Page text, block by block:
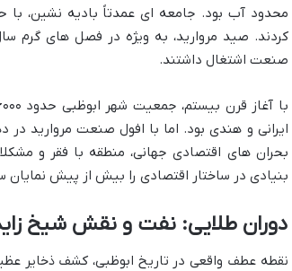
محدود آب بود. جامعه ای عمدتاً بادیه نشین،
کردند. صید مروارید، به ویژه در فصل های گرم
صنعت اشتغال داشتند.
بحران های اقتصادی جهانی، منطقه با فقر و
بنیادی در ساختار اقتصادی را بیش از پیش
دوران طلایی: نفت و نقش شیخ